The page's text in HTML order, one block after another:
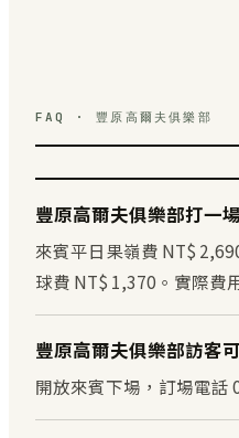
FAQ · 豐原高爾夫俱樂部
豐原高爾夫俱樂部打一
來賓平日果嶺費 NT$
球費 NT$ 1,370。實際費
豐原高爾夫俱樂部訪客
開放來賓下場，訂場電話